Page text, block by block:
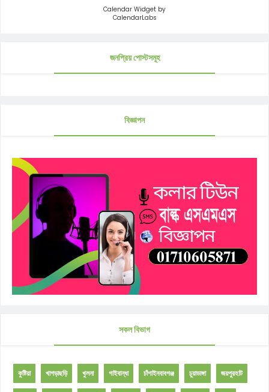
Calendar Widget by
CalendarLabs
জনপ্রিয় পোস্টসমূহ
বিজ্ঞাপন
সকল বিভাগ
কুষ্টিয়া খাগড়াছড়ি খুলনা গাইবান্ধা চাঁপাইনবাবগঞ্জ চুয়াডাঙ্গা জয়পুরহাট